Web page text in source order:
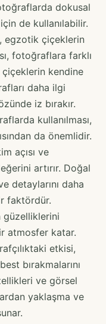
dokusal
de kullanılabilir.
egzotik çiçeklerin
fotoğraflara farklı
kendine
daha ilgi
iz bırakır.
kullanılması,
da önemlidir.
açısı ve
artırır. Doğal
detaylarını daha
faktördür.
güzelliklerini
atmosfer katar.
etkisi,
bırakmalarını
ve görsel
yaklaşma ve